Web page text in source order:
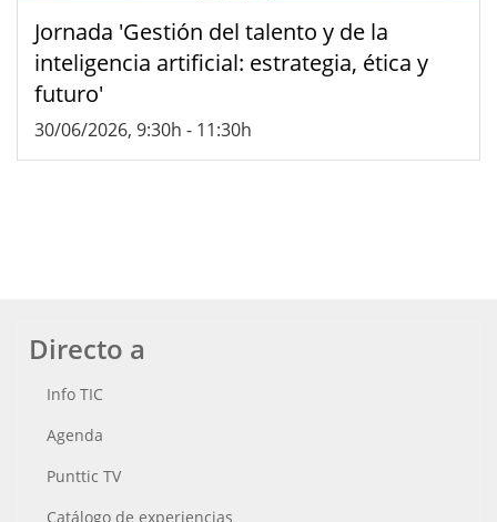
Jornada 'Gestión del talento y de la
inteligencia artificial: estrategia, ética y
futuro'
30/06/2026, 9:30h - 11:30h
Directo a
Info TIC
Agenda
Punttic TV
Catálogo de experiencias